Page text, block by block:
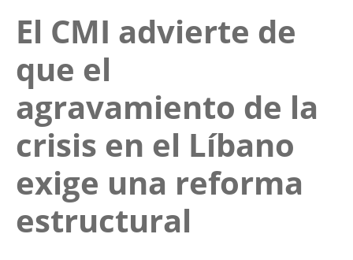
El CMI advierte de
que el
agravamiento de la
crisis en el Líbano
exige una reforma
estructural